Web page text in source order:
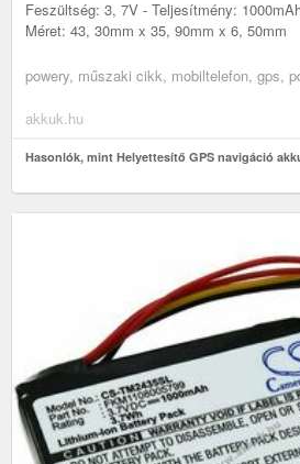
Feszültség: 3, 7V - Teljesítmény:
Méret: 43, 30mm x 35, 90mm x 6, 50mm
powery, műszaki cikk, mobiltelefon, gps,
akkuk.hu
Hasonlók, mint Helyettesítő GPS navigáció